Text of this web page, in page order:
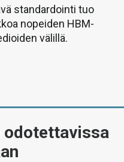
standardointi tuo
nopeiden HBM-
välillä.
odotettavissa